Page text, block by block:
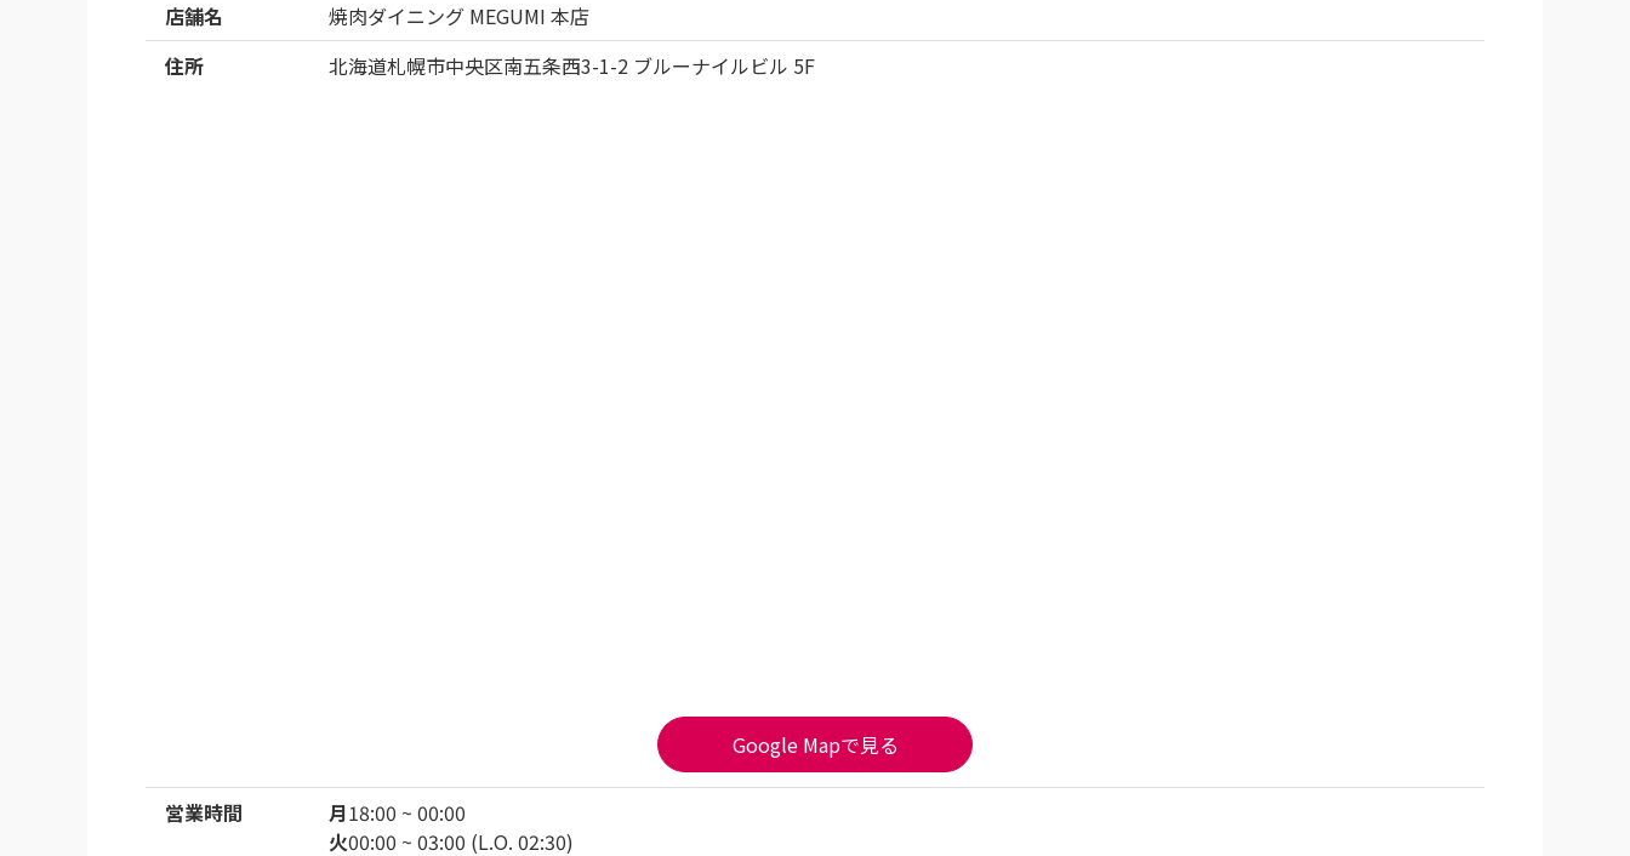
店舗名
焼肉ダイニング MEGUMI 本店
住所
北海道札幌市中央区南五条西3-1-2 ブルーナイルビル 5F
Google Mapで見る
営業時間 月18:00 ~ 00:00
火00:00 ~ 03:00 (L.O. 02:30)